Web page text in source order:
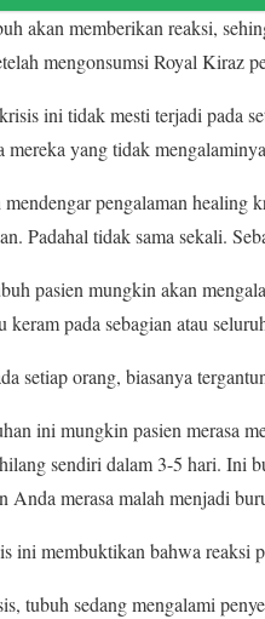
akan memberikan reaksi,
mengonsumsi Royal Kiraz
ini tidak mesti terjadi pada
mereka yang tidak
pengalaman healing
Padahal tidak sama sekali.
pasien mungkin akan
keram pada sebagian atau
setiap orang, biasanya
ini mungkin pasien merasa
sendiri dalam 3-5 hari. Ini
Anda merasa malah menjadi
ini membuktikan bahwa reaksi
tubuh sedang mengalami